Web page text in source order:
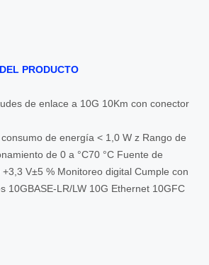
PRODUCTO
de enlace a 10G 10Km con conector
de energía < 1,0 W z Rango de
de 0 a °C70 °C Fuente de
V±5 % Monitoreo digital Cumple con
10GBASE-LR/LW 10G Ethernet 10GFC